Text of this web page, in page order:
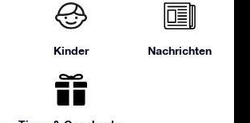
Kinder Nachrichten